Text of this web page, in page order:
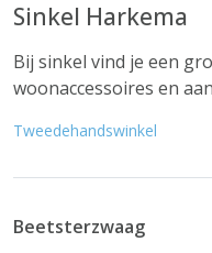
Sinkel Harkema
Bij sinkel vind je een
woonaccessoires en
Tweedehandswinkel
Beetsterzwaag